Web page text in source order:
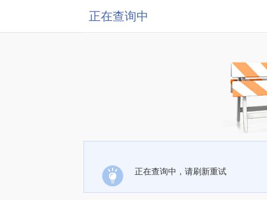
正在查询中
正在查询中，请刷新重试